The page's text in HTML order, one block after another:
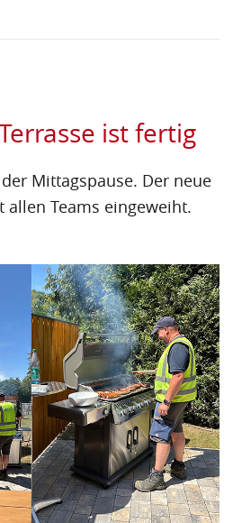
ist fertig
Mittagspause. Der neue
Teams eingeweiht.